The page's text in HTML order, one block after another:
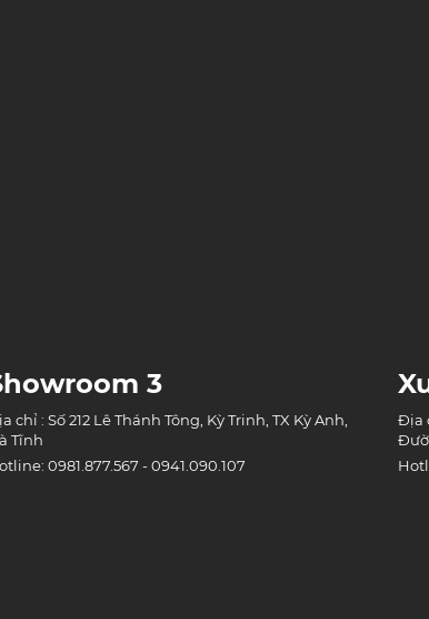
3
chỉ : Số 212 Lê Thánh Tông, Kỳ Trinh, TX Kỳ Anh,
Tĩnh
0981.877.567 - 0941.090.107
Địa